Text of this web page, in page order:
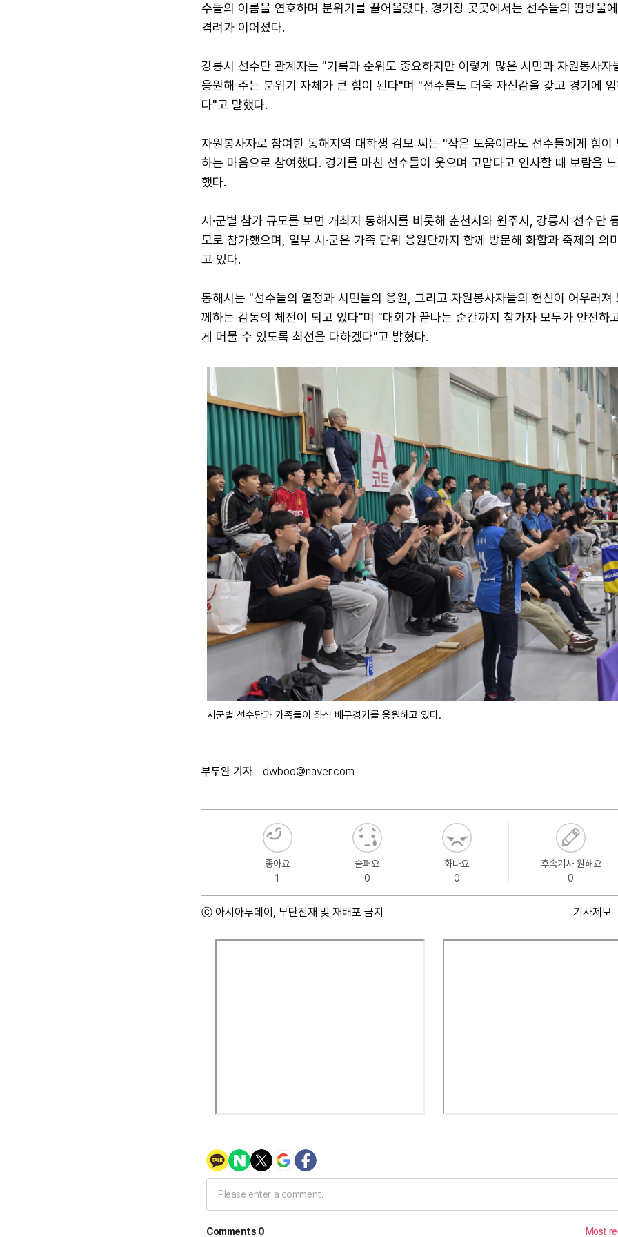
수들의 이름을 연호하며 분위기를 끌어올렸다. 경기장 곳곳에서는 선수들의 땀방울
격려가 이어졌다.
강릉시 선수단 관계자는 "기록과 순위도 중요하지만 이렇게 많은 시민과 자원봉사자
응원해 주는 분위기 자체가 큰 힘이 된다"며 "선수들도 더욱 자신감을 갖고 경기에
다"고 말했다.
자원봉사자로 참여한 동해지역 대학생 김모 씨는 "작은 도움이라도 선수들에게 힘이
하는 마음으로 참여했다. 경기를 마친 선수들이 웃으며 고맙다고 인사할 때 보람을
했다.
시·군별 참가 규모를 보면 개최지 동해시를 비롯해 춘천시와 원주시, 강릉시 선수단
모로 참가했으며, 일부 시·군은 가족 단위 응원단까지 함께 방문해 화합과 축제의 의
고 있다.
동해시는 "선수들의 열정과 시민들의 응원, 그리고 자원봉사자들의 헌신이 어우러져
께하는 감동의 체전이 되고 있다"며 "대회가 끝나는 순간까지 참가자 모두가 안전하
게 머물 수 있도록 최선을 다하겠다"고 밝혔다.
시군별 선수단과 가족들이 좌식 배구경기를 응원하고 있다.
부두완 기자 dwboo@naver.com
좋아요
1
슬퍼요
0
화나요
0
후속기사 원해요
0
ⓒ 아시아투데이, 무단전재 및 재배포 금지 기사제보